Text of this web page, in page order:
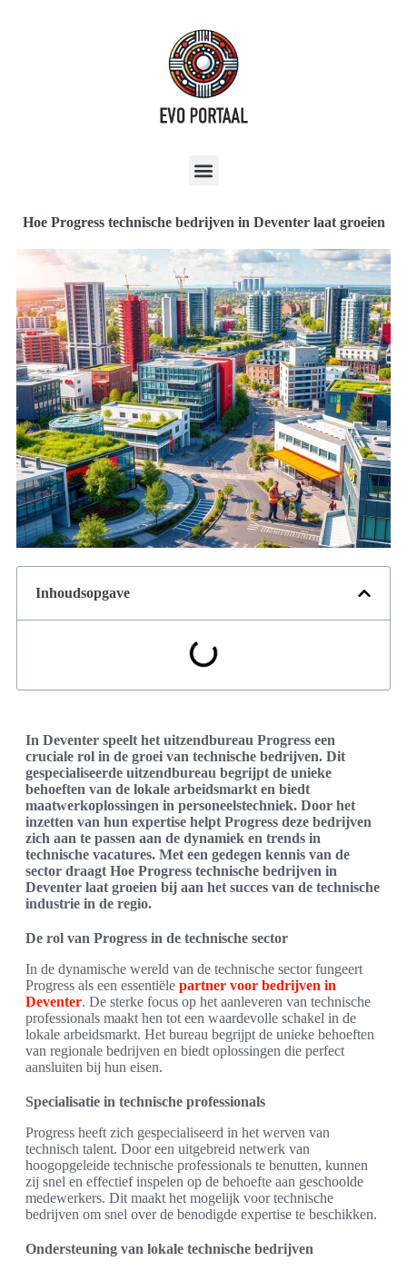
Hoe Progress technische bedrijven in Deventer laat groeien
Inhoudsopgave
In Deventer speelt het uitzendbureau Progress een
cruciale rol in de groei van technische bedrijven. Dit
gespecialiseerde uitzendbureau begrijpt de unieke
behoeften van de lokale arbeidsmarkt en biedt
maatwerkoplossingen in personeelstechniek. Door het
inzetten van hun expertise helpt Progress deze bedrijven
zich aan te passen aan de dynamiek en trends in
technische vacatures. Met een gedegen kennis van de
sector draagt Hoe Progress technische bedrijven in
Deventer laat groeien bij aan het succes van de technische
industrie in de regio.
De rol van Progress in de technische sector
In de dynamische wereld van de technische sector fungeert
Progress als een essentiële partner voor bedrijven in
Deventer. De sterke focus op het aanleveren van technische
professionals maakt hen tot een waardevolle schakel in de
lokale arbeidsmarkt. Het bureau begrijpt de unieke behoeften
van regionale bedrijven en biedt oplossingen die perfect
aansluiten bij hun eisen.
Specialisatie in technische professionals
Progress heeft zich gespecialiseerd in het werven van
technisch talent. Door een uitgebreid netwerk van
hoogopgeleide technische professionals te benutten, kunnen
zij snel en effectief inspelen op de behoefte aan geschoolde
medewerkers. Dit maakt het mogelijk voor technische
bedrijven om snel over de benodigde expertise te beschikken.
Ondersteuning van lokale technische bedrijven